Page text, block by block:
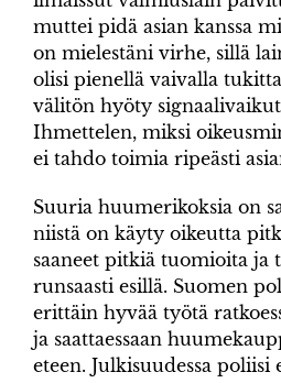
muttei pidä asian kanssa
on mielestäni virhe, sillä
olisi pienellä vaivalla
välitön hyöty
Ihmettelen, miksi
ei tahdo toimia ripeästi
Suuria huumerikoksia on
niistä on käyty oikeutta
saaneet pitkiä tuomioita ja
runsaasti esillä. Suomen
erittäin hyvää työtä
ja saattaessaan
eteen. Julkisuudessa